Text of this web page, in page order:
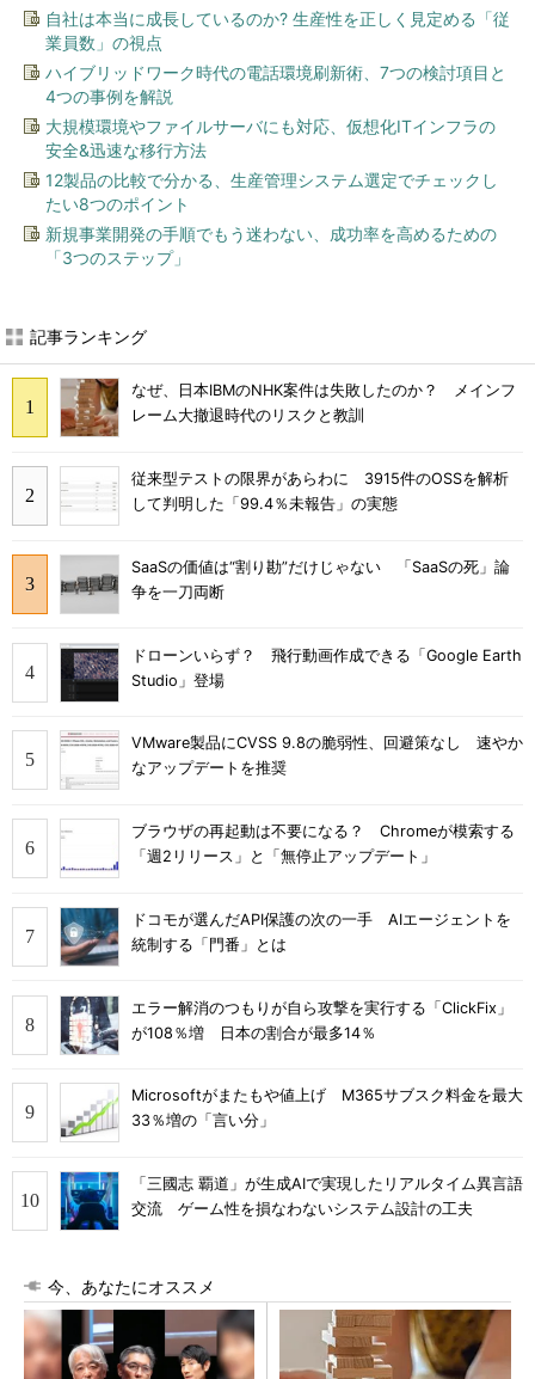
自社は本当に成長しているのか? 生産性を正しく見定める「従
業員数」の視点
ハイブリッドワーク時代の電話環境刷新術、7つの検討項目と
4つの事例を解説
大規模環境やファイルサーバにも対応、仮想化ITインフラの
安全&迅速な移行方法
12製品の比較で分かる、生産管理システム選定でチェックし
たい8つのポイント
新規事業開発の手順でもう迷わない、成功率を高めるための
「3つのステップ」
記事ランキング
なぜ、日本IBMのNHK案件は失敗したのか？ メインフ
レーム大撤退時代のリスクと教訓
従来型テストの限界があらわに 3915件のOSSを解析
して判明した「99.4％未報告」の実態
SaaSの価値は“割り勘”だけじゃない 「SaaSの死」論
争を一刀両断
ドローンいらず？ 飛行動画作成できる「Google Earth
Studio」登場
VMware製品にCVSS 9.8の脆弱性、回避策なし 速やか
なアップデートを推奨
ブラウザの再起動は不要になる？ Chromeが模索する
「週2リリース」と「無停止アップデート」
ドコモが選んだAPI保護の次の一手 AIエージェントを
統制する「門番」とは
エラー解消のつもりが自ら攻撃を実行する「ClickFix」
が108％増 日本の割合が最多14％
Microsoftがまたもや値上げ M365サブスク料金を最大
33％増の「言い分」
「三國志 覇道」が生成AIで実現したリアルタイム異言語
交流 ゲーム性を損なわないシステム設計の工夫
今、あなたにオススメ